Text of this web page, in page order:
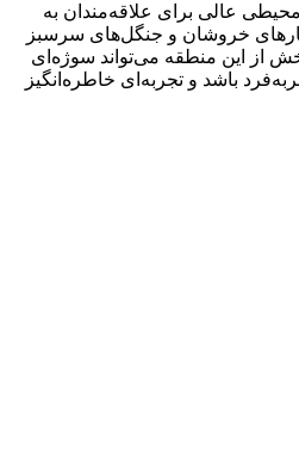
عالی برای علاقه‌مندان به
خروشان و جنگل‌های سرسبز
از این منطقه می‌تواند سوژه‌ای
باشد و تجربه‌ای خاطره‌انگیز